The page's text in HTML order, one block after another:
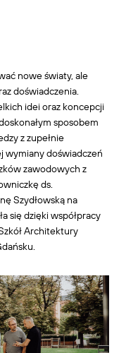
nowe światy, ale
doświadczenia.
idei oraz koncepcji
sposobem
z zupełnie
wymiany doświadczeń
zawodowych z
ds.
Szydłowską na
się dzięki współpracy
Architektury